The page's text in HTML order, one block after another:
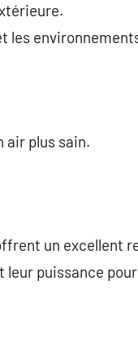
les
air plus sain.
un excellent
puissance